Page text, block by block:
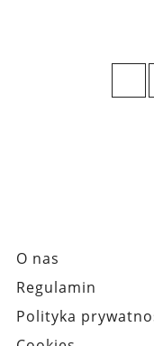
O nas
Regulamin
Polityka